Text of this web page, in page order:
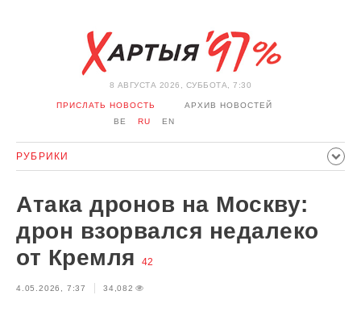
8 АВГУСТА 2026, СУББОТА, 7:30
ПРИСЛАТЬ НОВОСТЬ
АРХИВ НОВОСТЕЙ
BE
RU EN
РУБРИКИ
ПРОИСШЕСТВИЯ СПОРТ КУЛЬТУРА ИСТОРИЯ
МНЕНИЕ ИНТЕРВЬЮ ТЕХНОЛОГИИ ЗДОРОВЬЕ
АВТО ОТДЫХ ОБХОД БЛОКИРОВКИ И СОЛИДАРНОСТЬ
КОРОНАВИРУС БЕЛАРУСЬ В НАТО
Атака дронов на Москву:
дрон взорвался недалеко
от Кремля
42
4.05.2026, 7:37 34,082